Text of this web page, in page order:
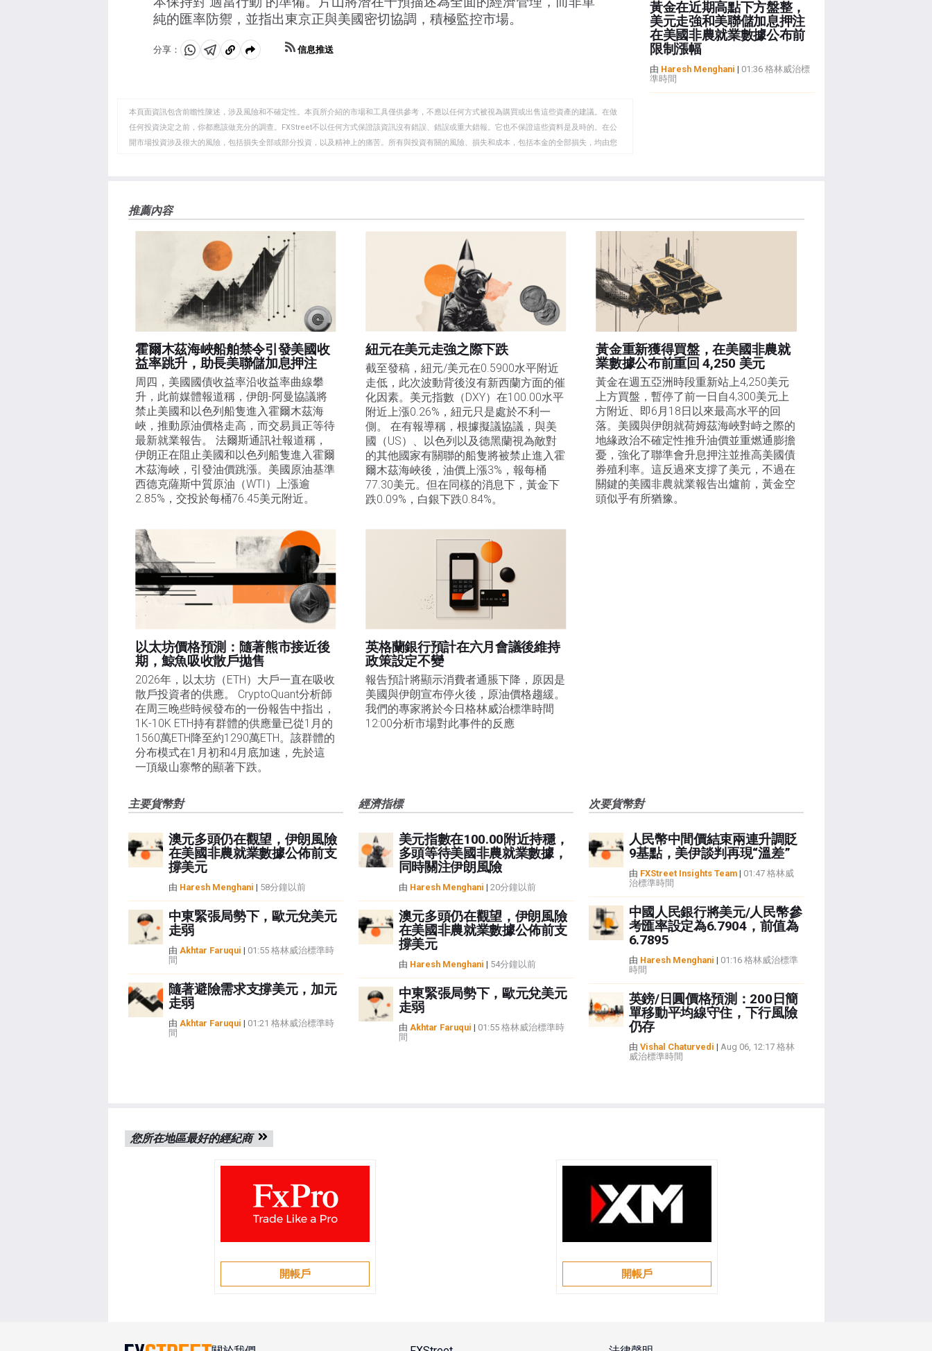
純的匯率防禦，並指出東京正與美國密切協調，積極監控市場。
分享：
分
WhatsApp
分
Telegram
複
剪
貼
板
信息推送
本頁面資訊包含前瞻性陳述，涉及風險和不確定性。本頁所介紹的市場和工具僅供參考，不應以任何方式被視為購買或出售這些資產的建議。在做
任何投資決定之前，你都應該做充分的調查。FXStreet不以任何方式保證該資訊沒有錯誤、錯誤或重大錯報。它也不保證這些資料是及時的。在公
開市場投資涉及很大的風險，包括損失全部或部分投資，以及精神上的痛苦。所有與投資有關的風險、損失和成本，包括本金的全部損失，均由您
FXStreet和作者不提供個性化的建議。作者對該資訊的準確性、完整性或適用性不作任何陳述。FXStreet和作者將不承擔任何錯誤，遺漏或任何損
失，傷害或損害由此資訊及其顯示或使用引起的。錯誤和遺漏除外。本文作者和FXStreet並非註冊投資顧問，本文內容無意提供任何投資建議。
黃金在近期高點下方盤整，
美元走強和美聯儲加息押注
在美國非農就業數據公布前
限制漲幅
由 Haresh Menghani | 01:36 格林威治標
準時間
推薦內容
霍爾木茲海峽船舶禁令引發美國收
益率跳升，助長美聯儲加息押注
周四，美國國債收益率沿收益率曲線攀
升，此前媒體報道稱，伊朗-阿曼協議將
禁止美國和以色列船隻進入霍爾木茲海
峽，推動原油價格走高，而交易員正等待
最新就業報告。 法爾斯通訊社報道稱，
伊朗正在阻止美國和以色列船隻進入霍爾
木茲海峽，引發油價跳漲。美國原油基準
西德克薩斯中質原油（WTI）上漲逾
2.85%，交投於每桶76.45美元附近。
紐元在美元走強之際下跌
截至發稿，紐元/美元在0.5900水平附近
走低，此次波動背後沒有新西蘭方面的催
化因素。美元指數（DXY）在100.00水平
附近上漲0.26%，紐元只是處於不利一
側。 在有報導稱，根據擬議協議，與美
國（US）、以色列以及德黑蘭視為敵對
的其他國家有關聯的船隻將被禁止進入霍
爾木茲海峽後，油價上漲3%，報每桶
77.30美元。但在同樣的消息下，黃金下
跌0.09%，白銀下跌0.84%。
黃金重新獲得買盤，在美國非農就
業數據公布前重回 4,250 美元
黃金在週五亞洲時段重新站上4,250美元
上方買盤，暫停了前一日自4,300美元上
方附近、即6月18日以來最高水平的回
落。美國與伊朗就荷姆茲海峽對峙之際的
地緣政治不確定性推升油價並重燃通膨擔
憂，強化了聯準會升息押注並推高美國債
券殖利率。這反過來支撐了美元，不過在
關鍵的美國非農就業報告出爐前，黃金空
頭似乎有所猶豫。
以太坊價格預測：隨著熊市接近後
期，鯨魚吸收散戶拋售​
2026年，以太坊（ETH）大戶一直在吸收
散戶投資者的供應。 CryptoQuant分析師
在周三晚些時候發布的一份報告中指出，
1K-10K ETH持有群體的供應量已從1月的
1560萬ETH降至約1290萬ETH。該群體的
分布模式在1月初和4月底加速，先於這
一頂級山寨幣的顯著下跌。
英格蘭銀行預計在六月會議後維持
政策設定不變
報告預計將顯示消費者通脹下降，原因是
美國與伊朗宣布停火後，原油價格趨緩。
我們的專家將於今日格林威治標準時間
12:00分析市場對此事件的反應
主要貨幣對
澳元多頭仍在觀望，伊朗風險
在美國非農就業數據公佈前支
撐美元
由 Haresh Menghani | 58分鐘以前
中東緊張局勢下，歐元兌美元
走弱
由 Akhtar Faruqui | 01:55 格林威治標準時
間
隨著避險需求支撐美元，加元
走弱
由 Akhtar Faruqui | 01:21 格林威治標準時
間
經濟指標
美元指數在100.00附近持穩，
多頭等待美國非農就業數據，
同時關注伊朗風險
由 Haresh Menghani | 20分鐘以前
澳元多頭仍在觀望，伊朗風險
在美國非農就業數據公佈前支
撐美元
由 Haresh Menghani | 54分鐘以前
中東緊張局勢下，歐元兌美元
走弱
由 Akhtar Faruqui | 01:55 格林威治標準時
間
次要貨幣對
人民幣中間價結束兩連升調貶
9基點，美伊談判再現“溫差”
由 FXStreet Insights Team| 01:47 格林威
治標準時間
中國人民銀行將美元/人民幣參
考匯率設定為6.7904，前值為
6.7895
由 Haresh Menghani | 01:16 格林威治標準
時間
英鎊/日圓價格預測：200日簡
單移動平均線守住，下行風險
仍存
由 Vishal Chaturvedi | Aug 06, 12:17 格林
威治標準時間
您所在地區最好的經紀商
開帳戶 開帳戶